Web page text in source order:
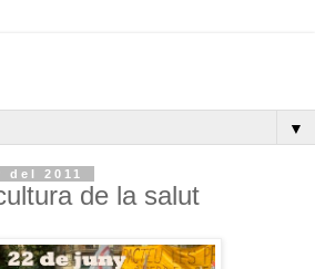
▼
2011
de la salut